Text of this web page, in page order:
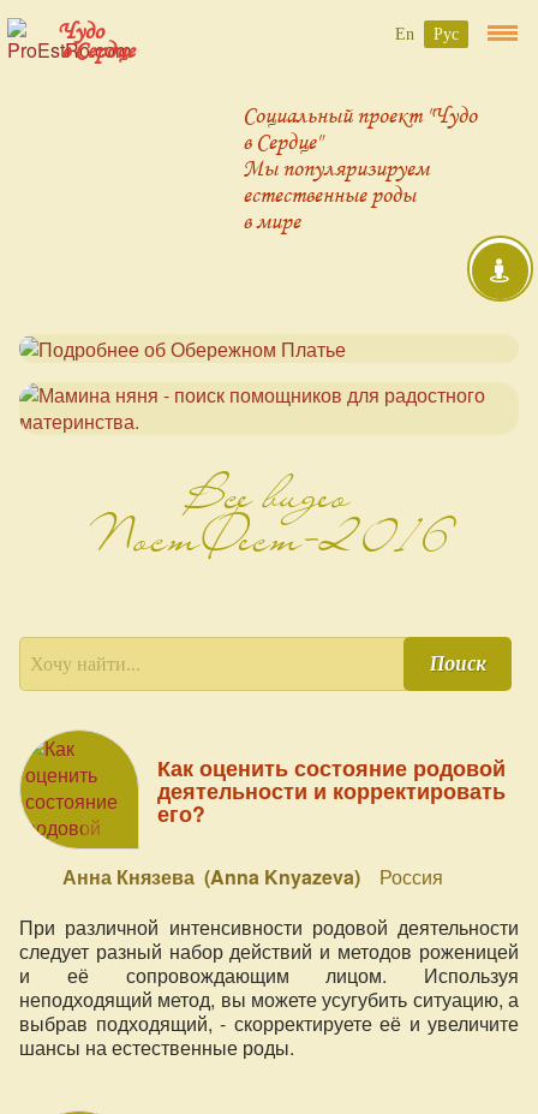
Чудо
в Сердце
Социальный проект "Чудо
в Сердце"
Мы популяризируем
естественные роды
в мире
Все видео
ПостФест-2016
Поиск
Как оценить состояние родовой
деятельности и корректировать
его?
Анна Князева (Anna Knyazeva)
Россия
При различной интенсивности родовой деятельности
следует разный набор действий и методов роженицей
и её сопровождающим лицом. Используя
неподходящий метод, вы можете усугубить ситуацию, а
выбрав подходящий, - скорректируете её и увеличите
шансы на естественные роды.
En Рус